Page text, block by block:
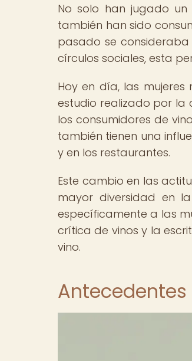
No solo han jugado
también han sido
pasado se
círculos sociales, esta
Hoy en día, las
estudio realizado por la
los consumidores de
también tienen una
y en los restaurantes.
Este cambio en las
mayor diversidad en
específicamente a las
crítica de vinos y la
vino.